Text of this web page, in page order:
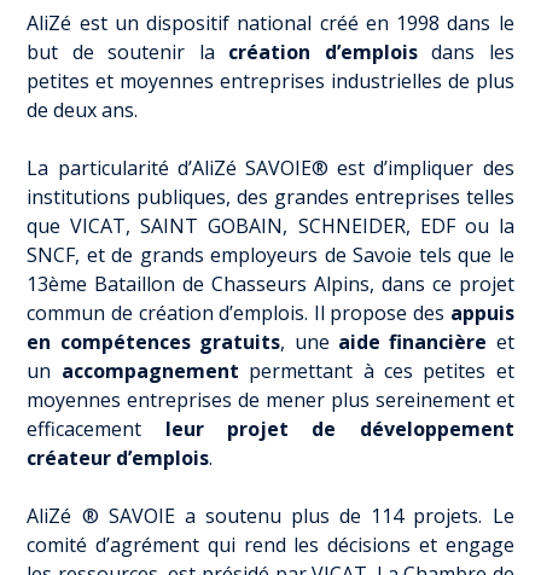
AliZé est un dispositif national créé en 1998 dans le
but de soutenir la création d’emploisdans les
petites et moyennes entreprises industrielles de plus
de deux ans.
La particularité d’AliZé SAVOIE® est d’impliquer des
institutions publiques, des grandes entreprises telles
que VICAT, SAINT GOBAIN, SCHNEIDER, EDF ou la
SNCF, et de grands employeurs de Savoie tels que le
13ème Bataillon de Chasseurs Alpins, dans ce projet
commun de création d’emplois. Il propose des appuis
en compétences gratuits, une aide financière et
un accompagnement permettant à ces petites et
moyennes entreprises de mener plus sereinement et
efficacement leur projet de développement
créateur d’emplois.
AliZé ® SAVOIE a soutenu plus de 114 projets. Le
comité d’agrément qui rend les décisions et engage